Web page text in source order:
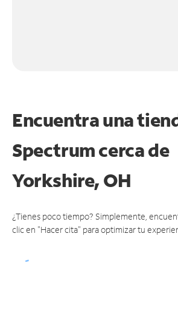
Encuentra una
Spectrumcerca de
Yorkshire, OH
¿Tienes poco tiempo? Simplemente,
clic en "Hacer cita" para optimizar tu